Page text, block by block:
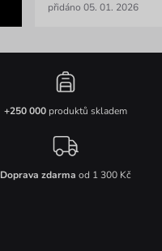
přidáno 05. 01. 2026
+250 000produktů skladem
Doprava zdarma od 1 300 Kč